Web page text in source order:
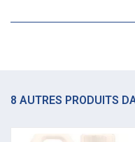
8 AUTRES PRODUITS